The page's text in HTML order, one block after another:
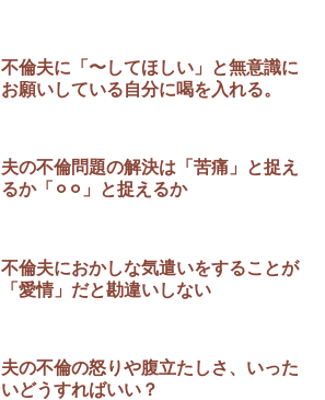
不倫夫に「〜してほしい」と無意識に
お願いしている自分に喝を入れる。
夫の不倫問題の解決は「苦痛」と捉え
るか「⚪︎⚪︎」と捉えるか
不倫夫におかしな気遣いをすることが
「愛情」だと勘違いしない￼
夫の不倫の怒りや腹立たしさ、いった
いどうすればいい？